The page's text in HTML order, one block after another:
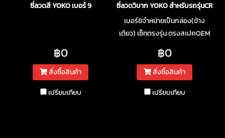
ซี่ลวดสี YOKO เบอร์ 9
฿0
สั่งซื้อสินค้า
เปรียบเทียบ
ซี่ลวดวิบาก YOKO สำหรับรถรุ่น
เบอร์8จำหน่ายเป็นกล่อง(ข้าง
เดียว) เซ็ทตรงรุ่น ตรงสเปคOEM
฿0
สั่งซื้อสินค้า
เปรียบเทียบ